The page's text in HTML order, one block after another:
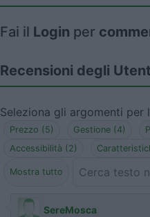
Fai il Login per
Recensioni degli
Seleziona gli argomenti per
Prezzo (5) Gestione (4)
Accessibilità (2)
Mostra tutto
SereMosca